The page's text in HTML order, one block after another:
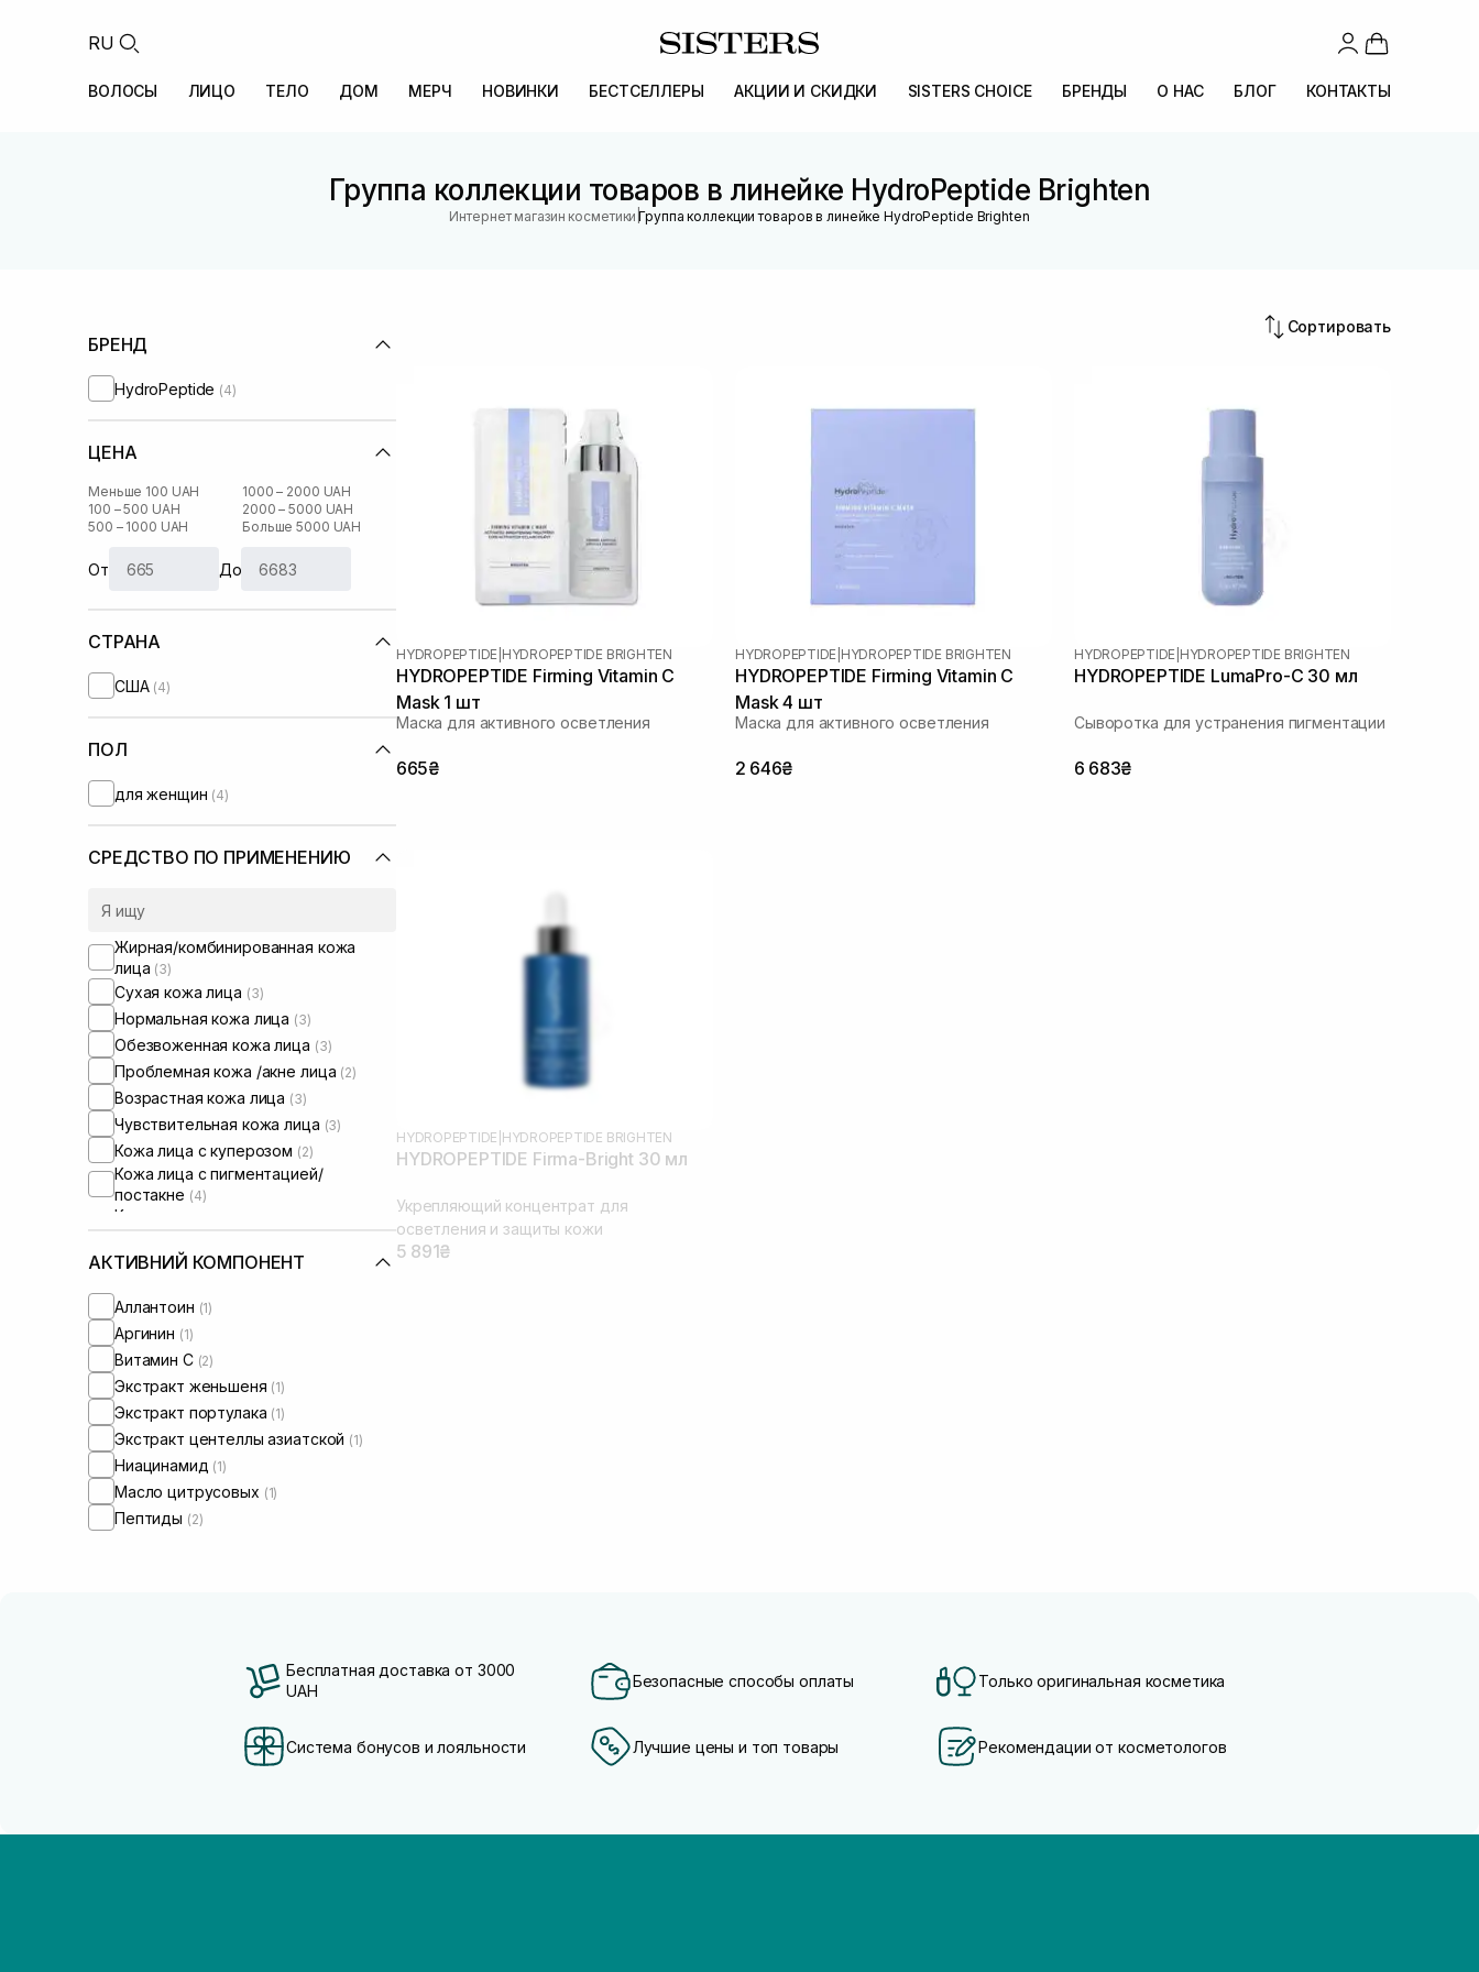
RU
ВОЛОСЫ ЛИЦО ТЕЛО ДОМ МЕРЧ НОВИНКИ БЕСТСЕЛЛЕРЫ АКЦИИ И СКИДКИ SISTERS CHOICE БРЕНДЫ О НАС БЛОГ КОНТАКТЫ
Группа коллекции товаров в линейке HydroPeptide Brighten
Интернет магазин косметики |Группа коллекции товаров в линейке HydroPeptide Brighten
БРЕНД
HydroPeptide (4)
ЦЕНА
Меньше 100 UAH
100 – 500 UAH
500 – 1000 UAH
1000 – 2000 UAH
2000 – 5000 UAH
Больше 5000 UAH
От До
СТРАНА
США (4)
ПОЛ
для женщин (4)
СРЕДСТВО ПО ПРИМЕНЕНИЮ
Жирная/комбинированная кожа
лица (3)
Сухая кожа лица (3)
Нормальная кожа лица (3)
Обезвоженная кожа лица (3)
Проблемная кожа /акне лица (2)
Возрастная кожа лица (3)
Чувствительная кожа лица (3)
Кожа лица с куперозом (2)
Кожа лица с пигментацией/
постакне (4)
Кожа лица с расширенными порами
Кожа лица с нарушенным
Кожа лица с нарушенным
микробиомом
Сыворотки от постакне
АКТИВНИЙ КОМПОНЕНТ
Аллантоин (1)
Аргинин (1)
Витамин C (2)
Экстракт женьшеня (1)
Экстракт портулака (1)
Экстракт центеллы азиатской (1)
Ниацинамид (1)
Масло цитрусовых (1)
Пептиды (2)
Сортировать
HYDROPEPTIDE HYDROPEPTIDE BRIGHTEN
HYDROPEPTIDE Firming Vitamin C
Mask 1 шт
Маска для активного осветления
665₴
HYDROPEPTIDE HYDROPEPTIDE BRIGHTEN
HYDROPEPTIDE Firming Vitamin C
Mask 4 шт
Маска для активного осветления
2 646₴
HYDROPEPTIDE HYDROPEPTIDE BRIGHTEN
HYDROPEPTIDE LumaPro-C 30 мл
Сыворотка для устранения пигментации
6 683₴
HYDROPEPTIDE HYDROPEPTIDE BRIGHTEN
HYDROPEPTIDE Firma-Bright 30 мл
Укрепляющий концентрат для
осветления и защиты кожи
5 891₴
Бесплатная доставка от 3000
UAH
Безопасные способы оплаты Только оригинальная косметика
Система бонусов и лояльности Лучшие цены и топ товары Рекомендации от косметологов